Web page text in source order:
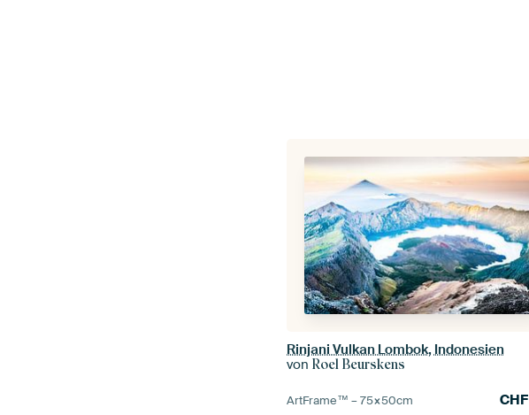
Rinjani Vulkan Lombok, Indonesien
vonRoel Beurskens
ArtFrame™ –75×50cm CHF